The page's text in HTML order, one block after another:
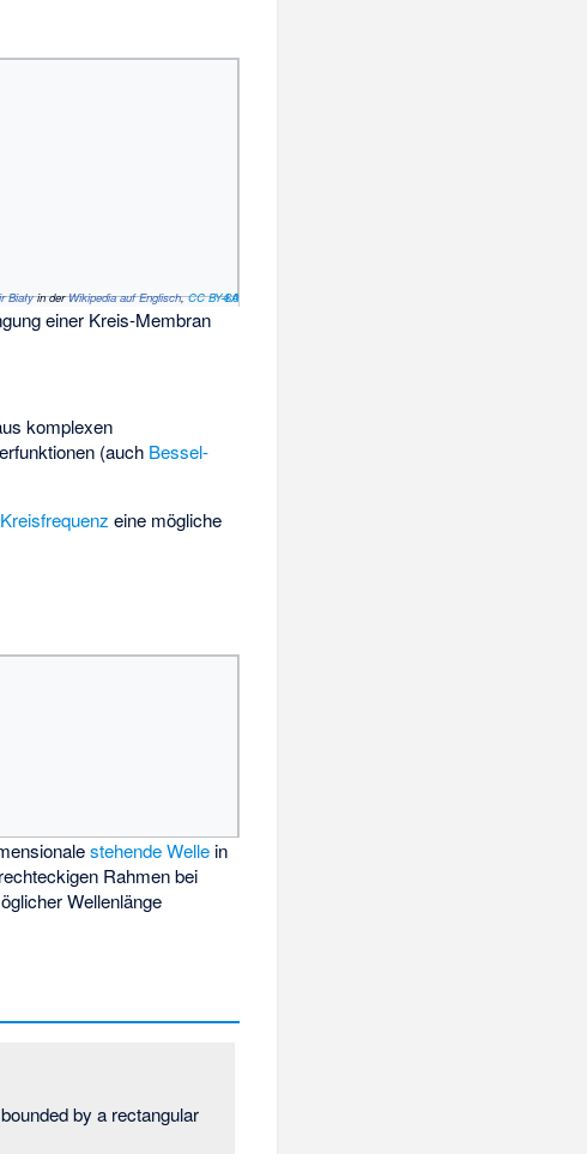
Białyin derWikipedia auf Englisch, CC BY-SA 4.0
einer Kreis-Membran
komplexen
(auch Bessel-
Kreisfrequenz eine mögliche
stehende Welle in
Rahmen bei
Wellenlänge
by a rectangular